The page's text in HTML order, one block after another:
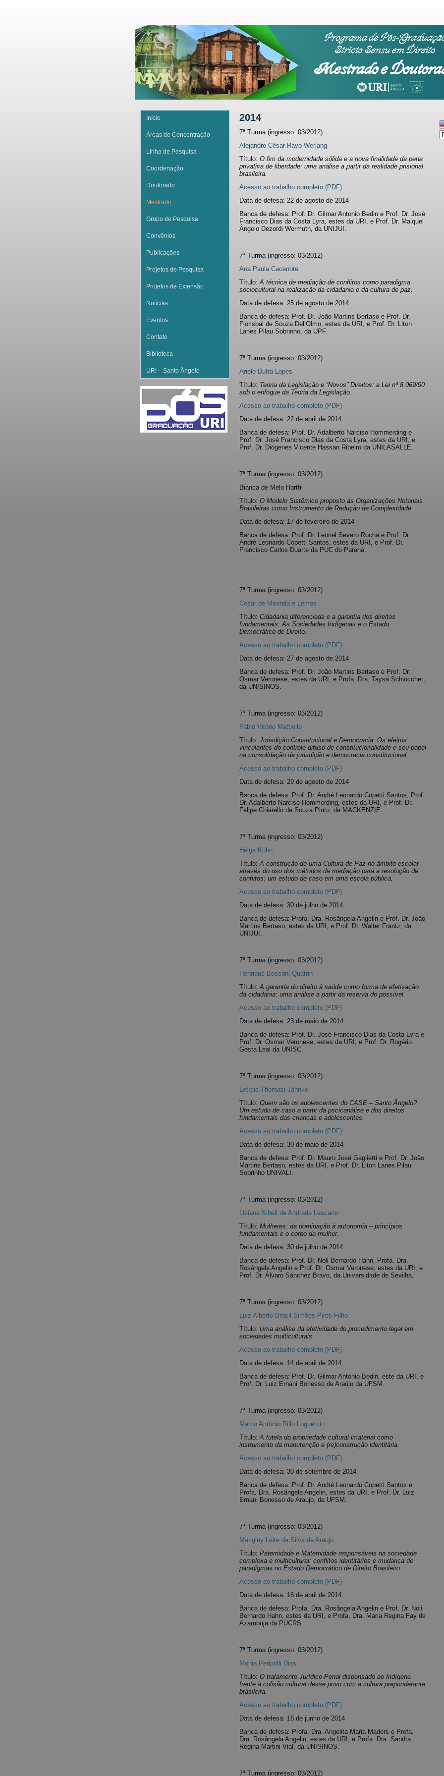
Início
Áreas de Concentração
Linha de Pesquisa
Coordenação
Doutorado
Mestrado
Grupo de Pesquisa
Convênios
Publicações
Projetos de Pesquisa
Projetos de Extensão
Notícias
Eventos
Contato
Biblioteca
URI – Santo Ângelo
2014
7ª Turma (ingresso: 03/2012)
Alejandro César Rayo Werlang
Título: O fim da modernidade sólida e a nova finalidade da pena
privativa de liberdade: uma análise a partir da realidade prisional
brasileira.
Acesso ao trabalho completo (PDF)
Data de defesa: 22 de agosto de 2014
Banca de defesa: Prof. Dr. Gilmar Antonio Bedin e Prof. Dr. José
Francisco Dias da Costa Lyra, estes da URI, e Prof. Dr. Maiquel
Ângelo Dezordi Wermuth, da UNIJUI.
7ª Turma (ingresso: 03/2012)
Ana Paula Cacenote
Título: A técnica de mediação de conflitos como paradigma
sociocultural na realização da cidadania e da cultura de paz.
Data de defesa: 25 de agosto de 2014
Banca de defesa: Prof. Dr. João Martins Bertaso e Prof. Dr.
Florisbal de Souza Del’Olmo, estes da URI, e Prof. Dr. Liton
Lanes Pilau Sobrinho, da UPF.
7ª Turma (ingresso: 03/2012)
Ariele Dutra Lopes
Título: Teoria da Legislação e “Novos” Direitos: a Lei nº 8.069/90
sob o enfoque da Teoria da Legislação.
Acesso ao trabalho completo (PDF)
Data de defesa: 22 de abril de 2014
Banca de defesa: Prof. Dr. Adalberto Narciso Hommerding e
Prof. Dr. José Francisco Dias da Costa Lyra, estes da URI, e
Prof. Dr. Diógenes Vicente Hassan Ribeiro da UNILASALLE.
7ª Turma (ingresso: 03/2012)
Bianca de Melo Hartfil
Título: O Modelo Sistêmico proposto às Organizações Notariais
Brasileiras como Instrumento de Redução de Complexidade.
Data de defesa: 17 de fevereiro de 2014
Banca de defesa: Prof. Dr. Leonel Severo Rocha e Prof. Dr.
André Leonardo Copetti Santos, estes da URI, e Prof. Dr.
Francisco Carlos Duarte da PUC do Paraná.
7ª Turma (ingresso: 03/2012)
Cesar de Miranda e Lemos
Título: Cidadania diferenciada e a garantia dos direitos
fundamentais: As Sociedades Indígenas e o Estado
Democrático de Direito.
Acesso ao trabalho completo (PDF)
Data de defesa: 27 de agosto de 2014
Banca de defesa: Prof. Dr. João Martins Bertaso e Prof. Dr.
Osmar Veronese, estes da URI, e Profa. Dra. Taysa Schiocchet,
da UNISINOS.
7ª Turma (ingresso: 03/2012)
Fábio Vitório Mattiello
Título: Jurisdição Constitucional e Democracia: Os efeitos
vinculantes do controle difuso de constitucionalidade e seu papel
na consolidação da jurisdição e democracia constitucional.
Acesso ao trabalho completo (PDF)
Data de defesa: 29 de agosto de 2014
Banca de defesa: Prof. Dr. André Leonardo Copetti Santos, Prof.
Dr. Adalberto Narciso Hommerding, estes da URI, e Prof. Dr.
Felipe Chiarello de Souza Pinto, da MACKENZIE.
7ª Turma (ingresso: 03/2012)
Helga Kühn
Título: A construção de uma Cultura de Paz no âmbito escolar
através do uso dos métodos da mediação para a resolução de
conflitos: um estudo de caso em uma escola pública.
Acesso ao trabalho completo (PDF)
Data de defesa: 30 de julho de 2014
Banca de defesa: Profa. Dra. Rosângela Angelin e Prof. Dr. João
Martins Bertaso, estes da URI, e Prof. Dr. Walter Frantz, da
UNIJUI.
7ª Turma (ingresso: 03/2012)
Henrique Bossoni Quatrin
Título: A garantia do direito à saúde como forma de efetivação
da cidadania: uma análise a partir da reserva do possível.
Acesso ao trabalho completo (PDF)
Data de defesa: 23 de maio de 2014
Banca de defesa: Prof. Dr. José Francisco Dias da Costa Lyra e
Prof. Dr. Osmar Veronese, estes da URI, e Prof. Dr. Rogério
Gesta Leal da UNISC.
7ª Turma (ingresso: 03/2012)
Letícia Thomasi Jahnke
Título: Quem são os adolescentes do CASE – Santo Ângelo?
Um estudo de caso a partir da pscicanálise e dos direitos
fundamentais das crianças e adolescentes.
Acesso ao trabalho completo (PDF)
Data de defesa: 30 de maio de 2014
Banca de defesa: Prof. Dr. Mauro José Gaglietti e Prof. Dr. João
Martins Bertaso, estes da URI, e Prof. Dr. Liton Lanes Pilau
Sobrinho UNIVALI.
7ª Turma (ingresso: 03/2012)
Lisiane Sibeli de Andrade Lescano
Título: Mulheres: da dominação à autonomia – princípios
fundamentais e o corpo da mulher.
Data de defesa: 30 de julho de 2014
Banca de defesa: Prof. Dr. Noli Bernardo Hahn, Profa. Dra.
Rosângela Angelin e Prof. Dr. Osmar Veronese, estes da URI, e
Prof. Dr. Álvaro Sánchez Bravo, da Universidade de Sevilha.
7ª Turma (ingresso: 03/2012)
Luiz Alberto Brasil Simões Pires Filho
Título: Uma análise da efetividade do procedimento legal em
sociedades multiculturais.
Acesso ao trabalho completo (PDF)
Data de defesa: 14 de abril de 2014
Banca de defesa: Prof. Dr. Gilmar Antonio Bedin, este da URI, e
Prof. Dr. Luiz Ernani Bonesso de Araújo da UFSM.
7ª Turma (ingresso: 03/2012)
Marco Antônio Rillo Loguercio
Título: A tutela da propriedade cultural imaterial como
instrumento da manutenção e (re)construção identitária.
Acesso ao trabalho completo (PDF)
Data de defesa: 30 de setembro de 2014
Banca de defesa: Prof. Dr. André Leonardo Copetti Santos e
Profa. Dra. Rosângela Angelin, estes da URI, e Prof. Dr. Luiz
Ernani Bonesso de Araujo, da UFSM.
7ª Turma (ingresso: 03/2012)
Marigley Leite da Silva de Araujo
Título: Paternidade e Maternidade responsáveis na sociedade
complexa e multicultural: conflitos identitários e mudança de
paradigmas no Estado Democrático de Direito Brasileiro.
Acesso ao trabalho completo (PDF)
Data de defesa: 16 de abril de 2014
Banca de defesa: Profa. Dra. Rosângela Angelin e Prof. Dr. Noli
Bernardo Hahn, estes da URI, e Profa. Dra. Maria Regina Fay de
Azambuja da PUCRS.
7ª Turma (ingresso: 03/2012)
Monia Peripolli Dias
Título: O tratamento Jurídico-Penal dispensado ao Indígena
frente à colisão cultural desse povo com a cultura preponderante
brasileira.
Acesso ao trabalho completo (PDF)
Data de defesa: 18 de junho de 2014
Banca de defesa: Profa. Dra. Angelita Maria Maders e Profa.
Dra. Rosângela Angelin, estes da URI, e Profa. Dra. Sandra
Regina Martini Vial, da UNISINOS.
7ª Turma (ingresso: 03/2012)